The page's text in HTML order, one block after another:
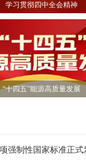
学习贯彻四中全会精神
“十四五”能源高质量发展
强制性国家标准正式